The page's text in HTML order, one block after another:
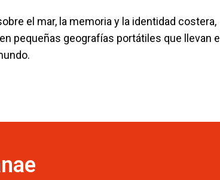
el mar, la memoria y la identidad costera,
pequeñas geografías portátiles que llevan el